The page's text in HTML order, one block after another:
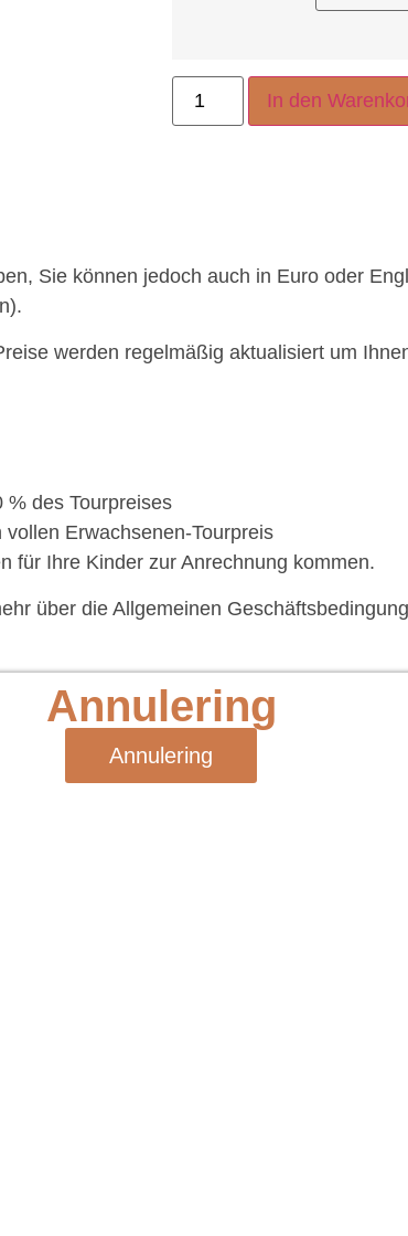
In den
Sie können jedoch auch in Euro oder
werden regelmäßig aktualisiert um
des Tourpreises
Erwachsenen-Tourpreis
für Ihre Kinder zur Anrechnung kommen.
über die Allgemeinen
Annulering
Annulering